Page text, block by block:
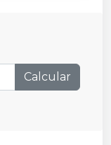
Calcular